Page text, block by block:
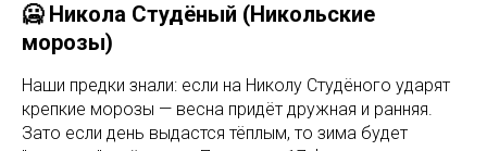
🥶 Никола Студёный (Никольские
морозы)
Наши предки знали: если на Николу Студёного ударят
крепкие морозы — весна придёт дружная и ранняя.
Зато если день выдастся тёплым, то зима будет